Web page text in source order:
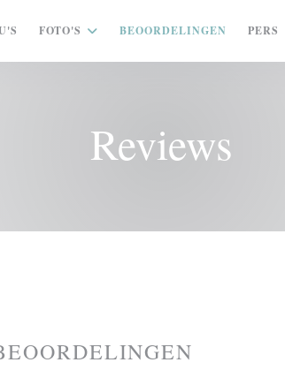
FOTO'S BEOORDELINGEN PERS
Reviews